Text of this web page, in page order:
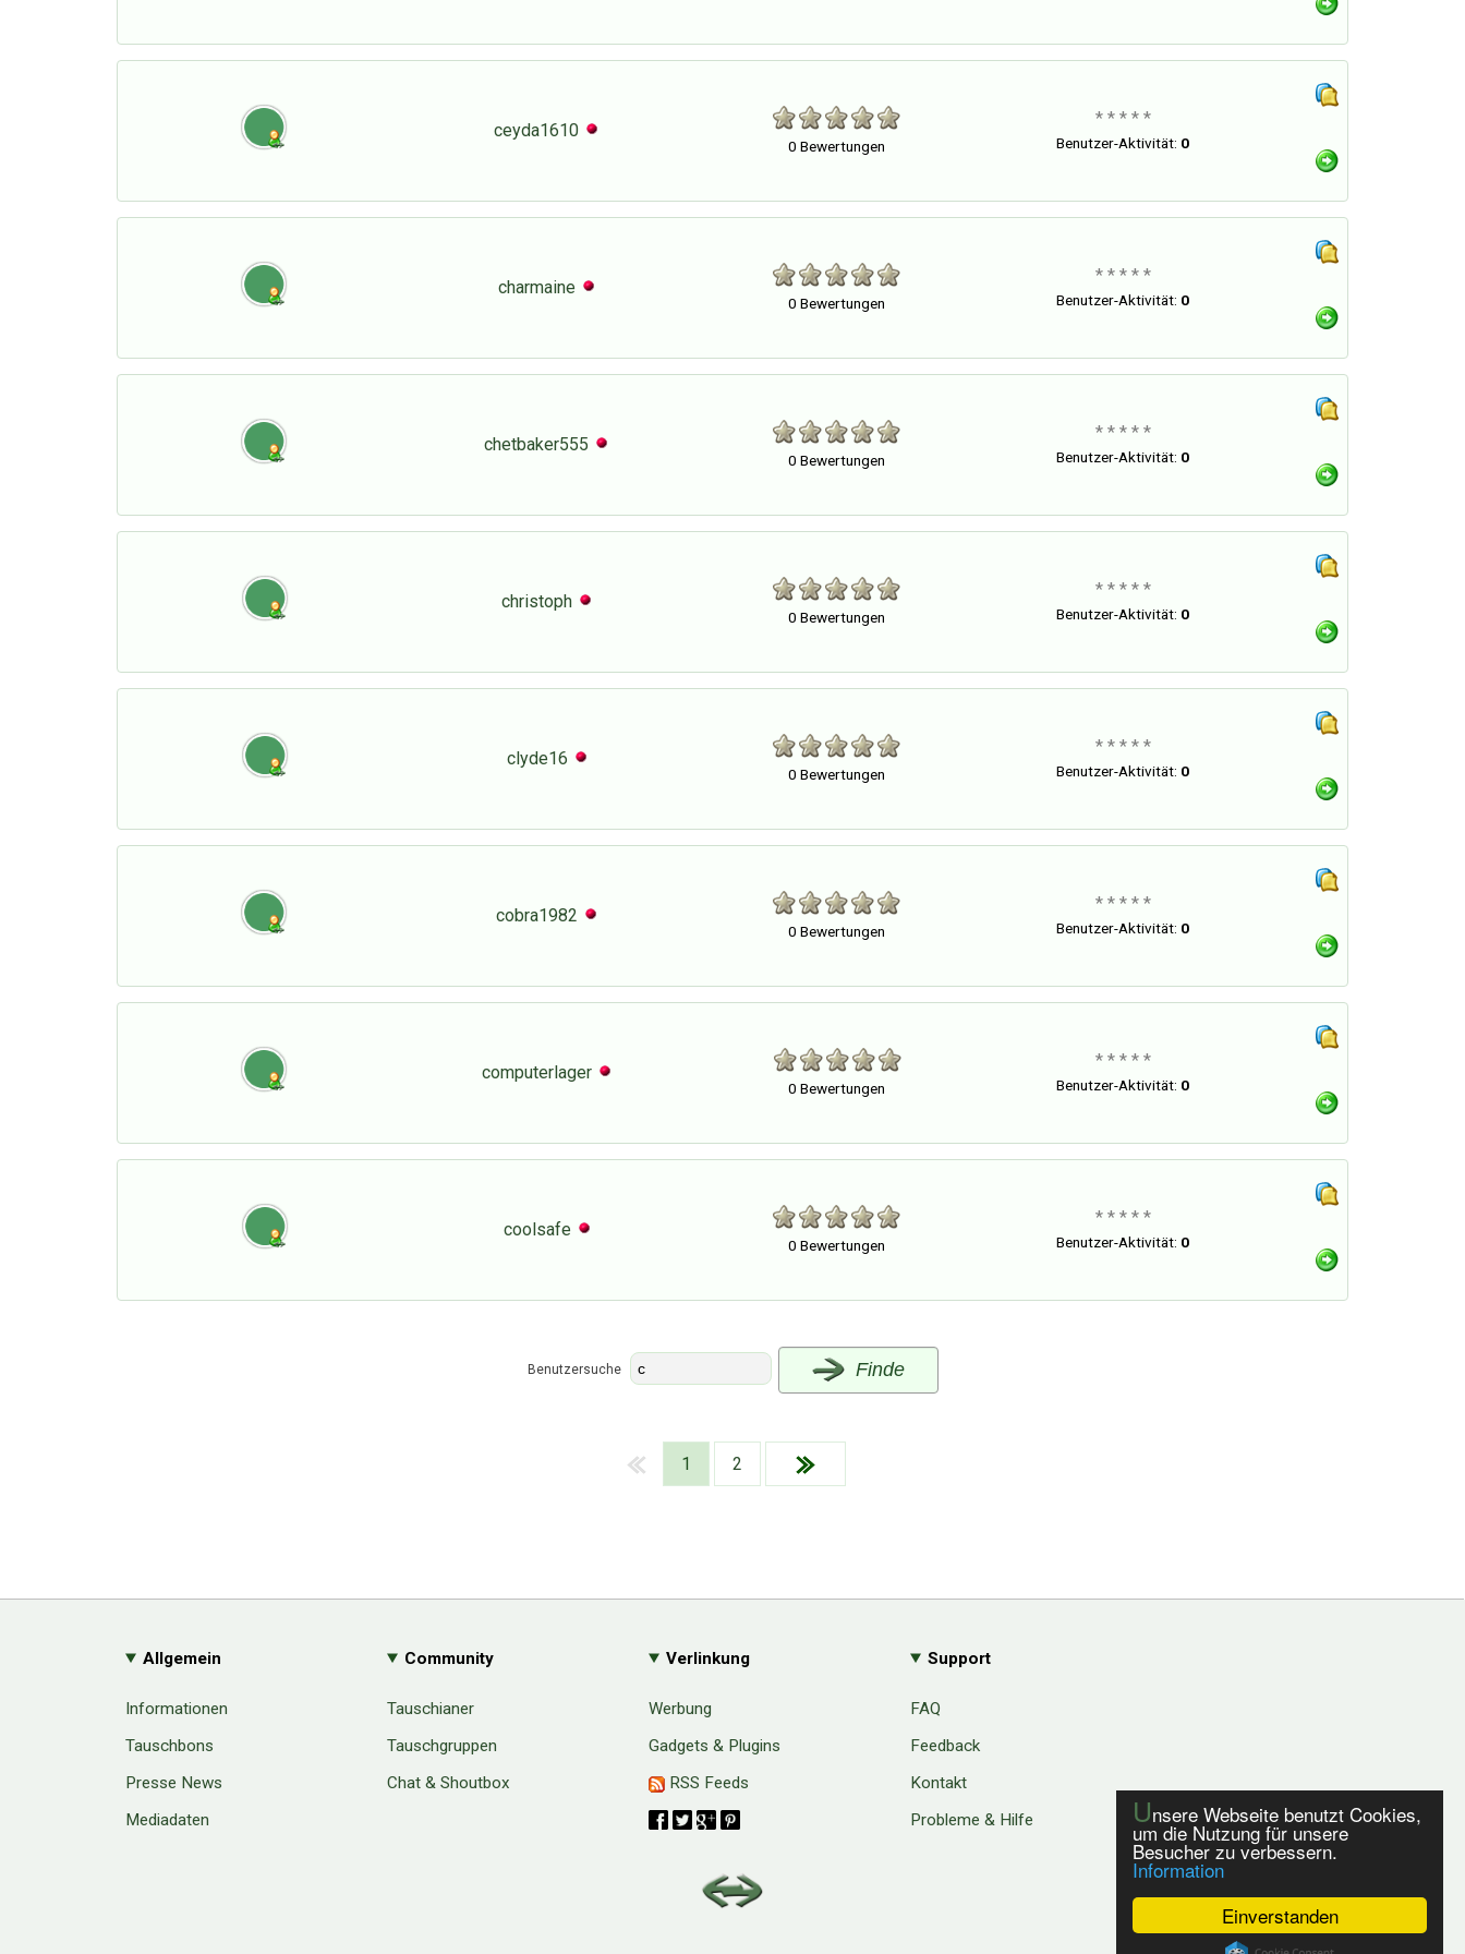
Einverstanden
Unsere Webseite benutzt Cookies,
um die Nutzung für unsere
Besucher zu verbessern.
Information
ceyda1610
0 Bewertungen
* * * * *
Benutzer-Aktivität: 0
charmaine
0 Bewertungen
* * * * *
Benutzer-Aktivität: 0
chetbaker555
0 Bewertungen
* * * * *
Benutzer-Aktivität: 0
christoph
0 Bewertungen
* * * * *
Benutzer-Aktivität: 0
clyde16
0 Bewertungen
* * * * *
Benutzer-Aktivität: 0
cobra1982
0 Bewertungen
* * * * *
Benutzer-Aktivität: 0
computerlager
0 Bewertungen
* * * * *
Benutzer-Aktivität: 0
coolsafe
0 Bewertungen
* * * * *
Benutzer-Aktivität: 0
Benutzersuche Finde
1 2
Allgemein
Informationen
Tauschbons
Presse News
Mediadaten
Community
Tauschianer
Tauschgruppen
Chat & Shoutbox
Verlinkung
Werbung
Gadgets & Plugins
RSS Feeds
Support
FAQ
Feedback
Kontakt
Probleme & Hilfe